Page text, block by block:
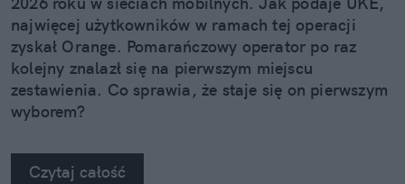
najwięcej użytkowników w ramach tej operacji
zyskał Orange. Pomarańczowy operator po raz
kolejny znalazł się na pierwszym miejscu
zestawienia. Co sprawia, że staje się on pierwszym
wyborem?
Czytaj całość